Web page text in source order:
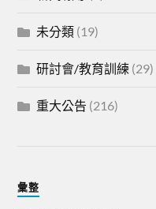
未分類 (19)
研討會/教育訓練 (29)
重大公告 (216)
彙整